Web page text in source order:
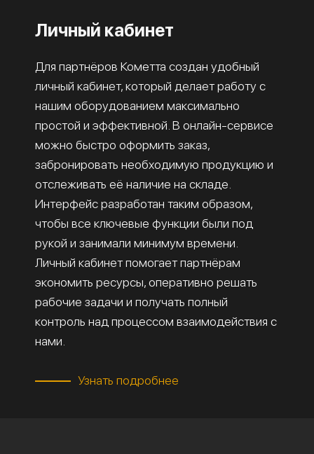
Личный кабинет
Для партнёров Кометта создан удобный
личный кабинет, который делает работу с
нашим оборудованием максимально
простой и эффективной. В онлайн-сервисе
можно быстро оформить заказ,
забронировать необходимую продукцию и
отслеживать её наличие на складе.
Интерфейс разработан таким образом,
чтобы все ключевые функции были под
рукой и занимали минимум времени.
Личный кабинет помогает партнёрам
экономить ресурсы, оперативно решать
рабочие задачи и получать полный
контроль над процессом взаимодействия с
нами.
Узнать подробнее